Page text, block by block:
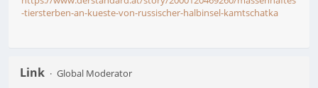
-tiersterben-an-kueste-von-russischer-halbinsel-kamtschatka
Link
Global Moderator